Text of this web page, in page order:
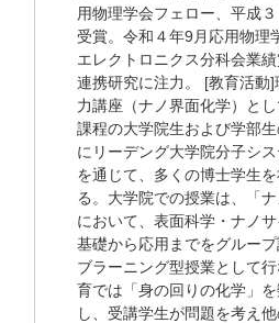
用物理学会フェロー、平成
受賞。令和４年9月応用物理
エレクトロニクス分科会業
連携研究に注力。 [教育活動
力講座（ナノ界面化学）と
課程の大学院生および学部
にリーデング大学院分子シ
を通じて、多くの博士学生
る。大学院での授業は、「ナ
において、表面科学・ナノ
基礎から応用までをグルー
ブラーニング型授業として
育では「身の回りの化学」
し、受講学生が問題を考え